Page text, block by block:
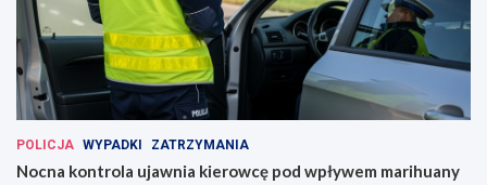
POLICJA WYPADKI ZATRZYMANIA
Nocna kontrola ujawnia kierowcę pod wpływem marihuany